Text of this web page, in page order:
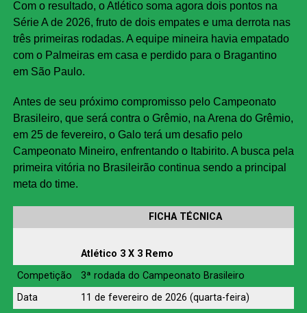
Com o resultado, o Atlético soma agora dois pontos na
Série A de 2026, fruto de dois empates e uma derrota nas
três primeiras rodadas. A equipe mineira havia empatado
com o Palmeiras em casa e perdido para o Bragantino
em São Paulo.
Antes de seu próximo compromisso pelo Campeonato
Brasileiro, que será contra o Grêmio, na Arena do Grêmio,
em 25 de fevereiro, o Galo terá um desafio pelo
Campeonato Mineiro, enfrentando o Itabirito. A busca pela
primeira vitória no Brasileirão continua sendo a principal
meta do time.
FICHA TÉCNICA
Atlético 3 X 3 Remo
Competição
3ª rodada do Campeonato Brasileiro
Data
11 de fevereiro de 2026 (quarta-feira)